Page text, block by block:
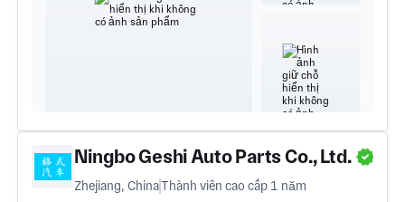
Ningbo Geshi Auto Parts Co., Ltd.
Zhejiang, ChinaThành viên cao cấp 1 năm